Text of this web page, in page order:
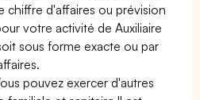
chiffre d'affaires ou prévision
votre activité de Auxiliaire
sous forme exacte ou par
pouvez exercer d'autres